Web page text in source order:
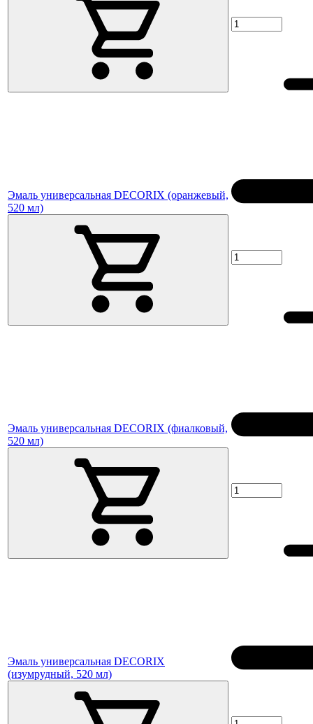
Эмаль универсальная DECORIX (оранжевый,
520 мл)
Эмаль универсальная DECORIX (фиалковый,
520 мл)
Эмаль универсальная DECORIX
(изумрудный, 520 мл)